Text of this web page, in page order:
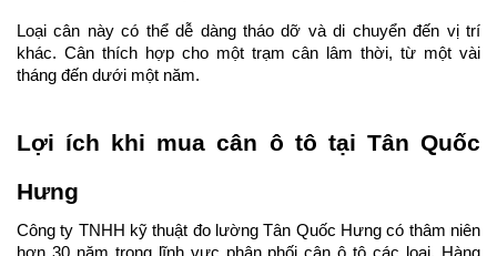
Loại cân này có thể dễ dàng tháo dỡ và di chuyển đến vị trí
khác. Cân thích hợp cho một trạm cân lâm thời, từ một vài
tháng đến dưới một năm.
Lợi ích khi mua cân ô tô tại Tân Quốc
Hưng
Công ty TNHH kỹ thuật đo lường Tân Quốc Hưng có thâm niên